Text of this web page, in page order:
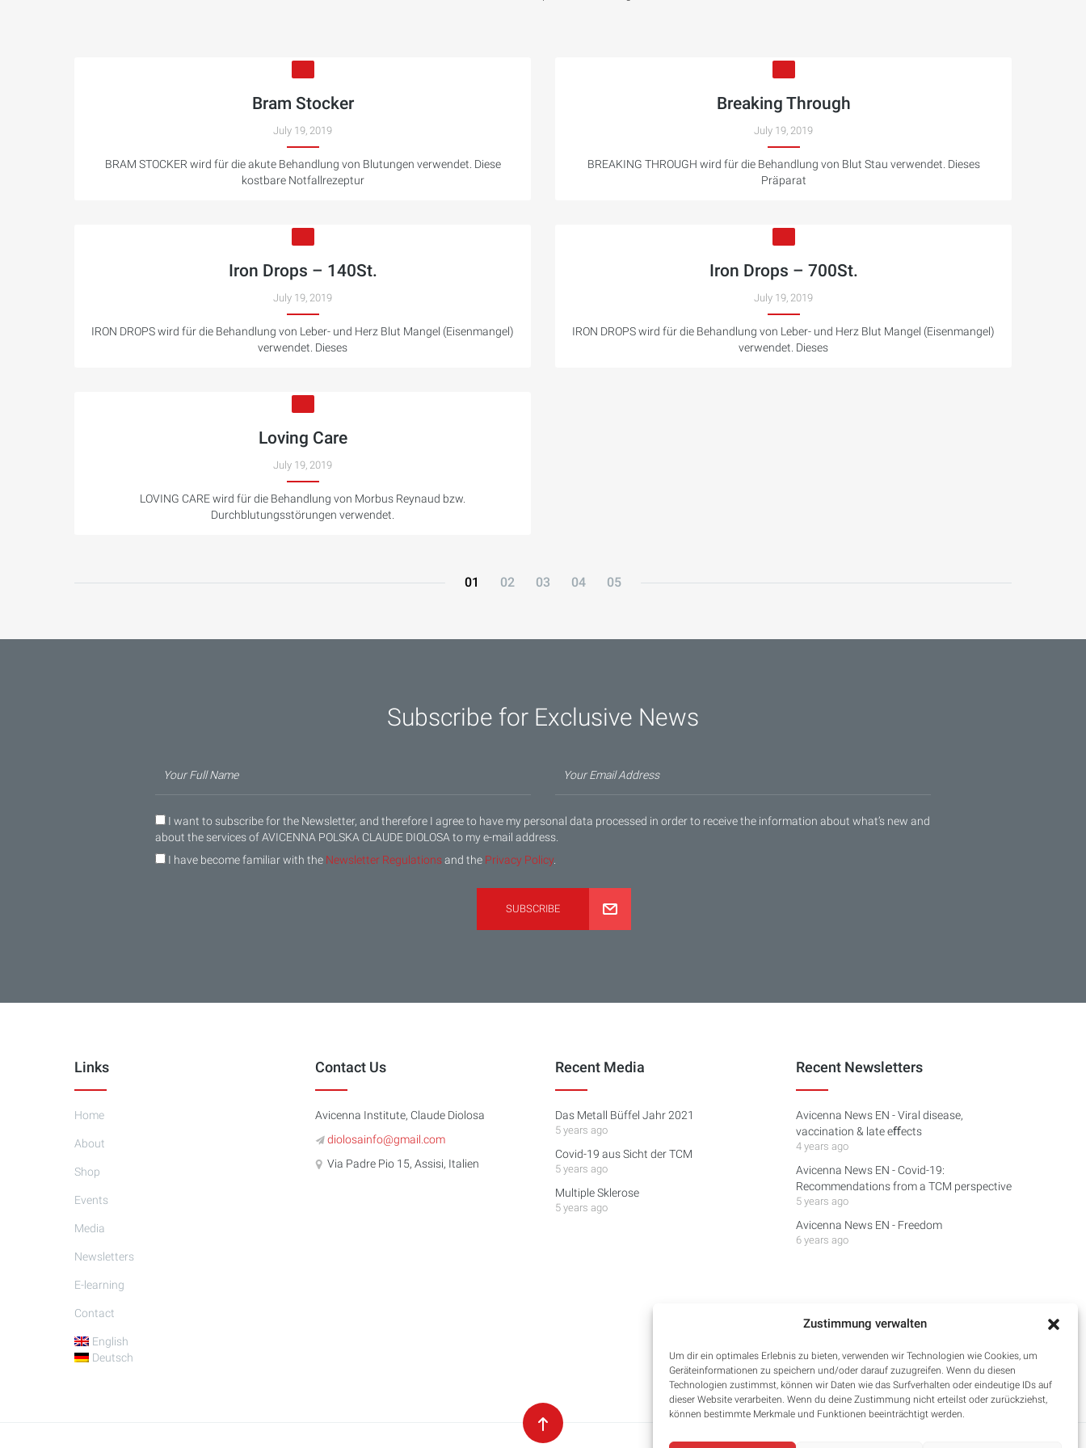
Zustimmung verwalten
Um dir ein optimales Erlebnis zu bieten, verwenden wir Technologien wie Cookies, um
Geräteinformationen zu speichern und/oder darauf zuzugreifen. Wenn du diesen
Technologien zustimmst, können wir Daten wie das Surfverhalten oder eindeutige IDs auf
dieser Website verarbeiten. Wenn du deine Zustimmung nicht erteilst oder zurückziehst,
können bestimmte Merkmale und Funktionen beeinträchtigt werden.
Bram Stocker
July 19, 2019
BRAM STOCKER wird für die akute Behandlung von Blutungen verwendet. Diese
kostbare Notfallrezeptur
Breaking Through
July 19, 2019
BREAKING THROUGH wird für die Behandlung von Blut Stau verwendet. Dieses
Präparat
Iron Drops – 140St.
July 19, 2019
IRON DROPS wird für die Behandlung von Leber- und Herz Blut Mangel (Eisenmangel)
verwendet. Dieses
Iron Drops – 700St.
July 19, 2019
IRON DROPS wird für die Behandlung von Leber- und Herz Blut Mangel (Eisenmangel)
verwendet. Dieses
Loving Care
July 19, 2019
LOVING CARE wird für die Behandlung von Morbus Reynaud bzw.
Durchblutungsstörungen verwendet.
01 02 03 04 05
Subscribe for Exclusive News
I want to subscribe for the Newsletter, and therefore I agree to have my personal data processed in order to receive the information about what’s new and
about the services of AVICENNA POLSKA CLAUDE DIOLOSA to my e-mail address.
I have become familiar with the Newsletter Regulationsand the Privacy Policy
SUBSCRIBE
Links
Home
About
Shop
Events
Media
Newsletters
E-learning
Contact
English
Deutsch
Contact Us
Avicenna Institute, Claude Diolosa
diolosainfo@gmail.com
Via Padre Pio 15, Assisi, Italien
Recent Media
Das Metall Büffel Jahr 2021
5 years ago
Covid-19 aus Sicht der TCM
5 years ago
Multiple Sklerose
5 years ago
Recent Newsletters
Avicenna News EN - Viral disease,
vaccination & late eﬀects
4 years ago
Avicenna News EN - Covid-19:
Recommendations from a TCM perspective
5 years ago
Avicenna News EN - Freedom
6 years ago